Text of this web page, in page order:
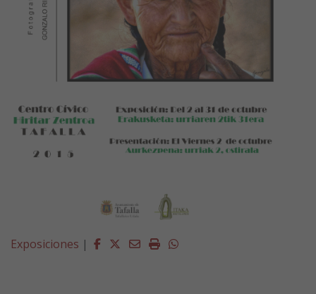
Exposiciones | Facebook
Twitter
EmailImprimirWhatsapp